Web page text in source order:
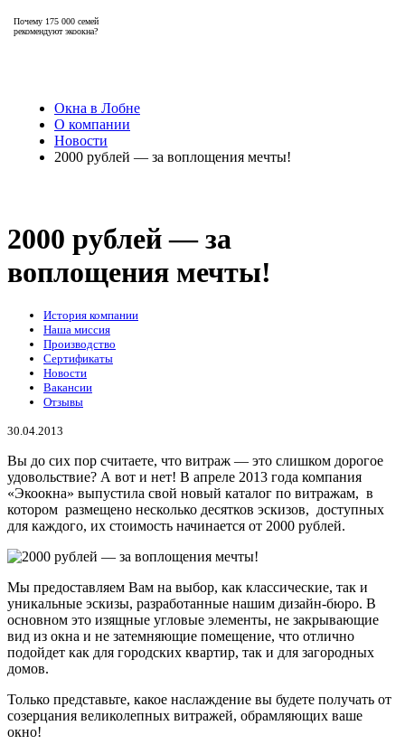
Почему 175 000 семей
рекомендуют экоокна?
Окна в Лобне
О компании
Новости
2000 рублей — за воплощения мечты!
2000 рублей — за
воплощения мечты!
История компании
Наша миссия
Производство
Сертификаты
Новости
Вакансии
Отзывы
30.04.2013
Вы до сих пор считаете, что витраж — это слишком дорогое
удовольствие? А вот и нет! В апреле 2013 года компания
«Экоокна» выпустила свой новый каталог по витражам, в
котором размещено несколько десятков эскизов, доступных
для каждого, их стоимость начинается от 2000 рублей.
Мы предоставляем Вам на выбор, как классические, так и
уникальные эскизы, разработанные нашим дизайн-бюро. В
основном это изящные угловые элементы, не закрывающие
вид из окна и не затемняющие помещение, что отлично
подойдет как для городских квартир, так и для загородных
домов.
Только представьте, какое наслаждение вы будете получать от
созерцания великолепных витражей, обрамляющих ваше
окно!